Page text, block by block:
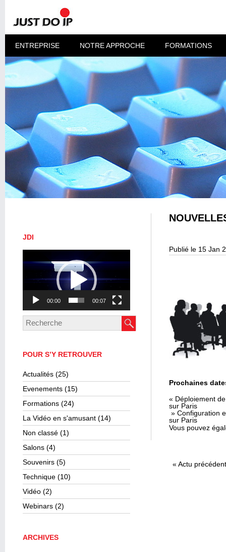
ENTREPRISE NOTRE APPROCHE FORMATIONS
JDI
vidéo
00:00 00:07
POUR S’Y RETROUVER
Actualités (25)
Evenements (15)
Formations (24)
La Vidéo en s'amusant (14)
Non classé (1)
Salons (4)
Souvenirs (5)
Technique (10)
Vidéo (2)
Webinars (2)
ARCHIVES
Publié le 15 Jan
Prochaines
« Déploiement
sur Paris
» Configuration
sur Paris
Vous pouvez
« Actu